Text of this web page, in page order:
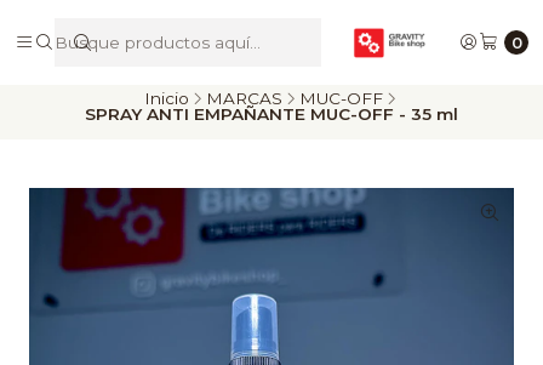
0
De Riders para Riders
Inicio MARCAS
MUC-OFF
SPRAY ANTI EMPAÑANTE MUC-OFF - 35 ml